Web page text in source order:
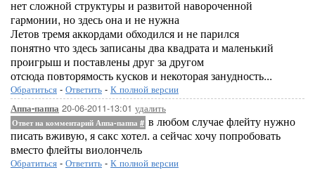
нет сложной структуры и развитой навороченной
гармонии, но здесь она и не нужна
Летов тремя аккордами обходился и не парился
понятно что здесь записаны два квадрата и маленький
проигрыш и поставлены друг за другом
отсюда повторямость кусков и некоторая занудность...
Обратиться - Ответить - К полной версии
Аппа-паппа 20-06-2011-13:01 удалить
Ответ на комментарий Аппа-паппа # в любом случае флейту нужно
писать вживую, я сакс хотел. а сейчас хочу попробовать
вместо флейты виолончель
Обратиться - Ответить - К полной версии